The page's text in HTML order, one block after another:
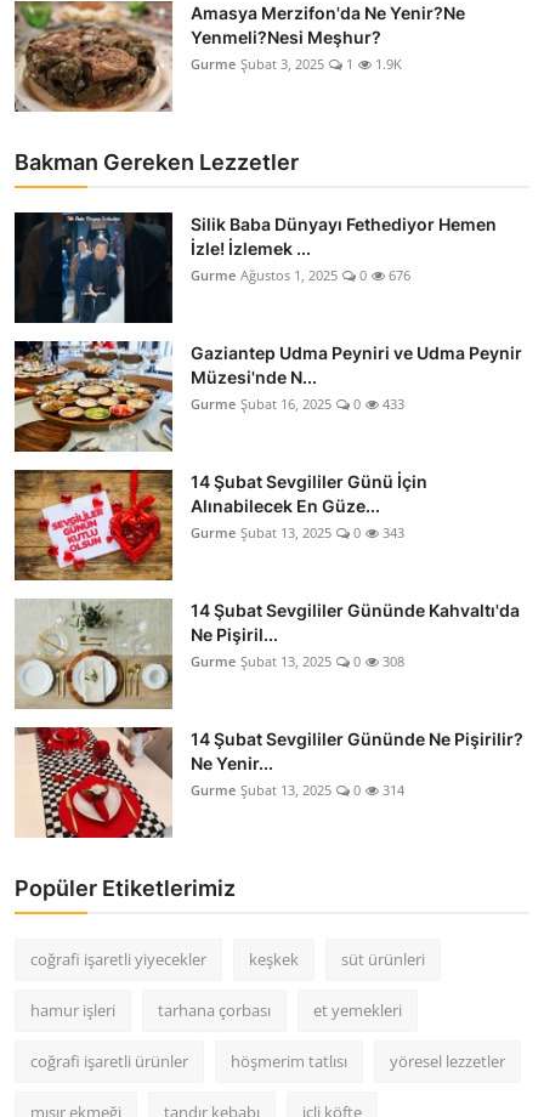
Amasya Merzifon'da Ne Yenir?Ne
Yenmeli?Nesi Meşhur?
Gurme Şubat 3, 2025 1 1.9K
Bakman Gereken Lezzetler
Silik Baba Dünyayı Fethediyor Hemen
İzle! İzlemek ...
Gurme Ağustos 1, 2025 0 676
Gaziantep Udma Peyniri ve Udma Peynir
Müzesi'nde N...
Gurme Şubat 16, 2025 0 433
14 Şubat Sevgililer Günü İçin
Alınabilecek En Güze...
Gurme Şubat 13, 2025 0 343
14 Şubat Sevgililer Gününde Kahvaltı'da
Ne Pişiril...
Gurme Şubat 13, 2025 0 308
14 Şubat Sevgililer Gününde Ne Pişirilir?
Ne Yenir...
Gurme Şubat 13, 2025 0 314
Popüler Etiketlerimiz
coğrafi işaretli yiyecekler keşkek süt ürünleri
hamur işleri tarhana çorbası et yemekleri
coğrafi işaretli ürünler höşmerim tatlısı yöresel lezzetler
mısır ekmeği tandır kebabı içli köfte